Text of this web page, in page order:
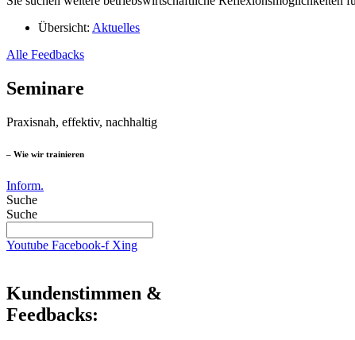
Übersicht: Aktuelles
Alle Feedbacks
Seminare
Praxisnah, effektiv, nachhaltig
– Wie wir trainieren
Inform.
Suche
Suche
Youtube Facebook-f Xing
Kundenstimmen &
Feedbacks: